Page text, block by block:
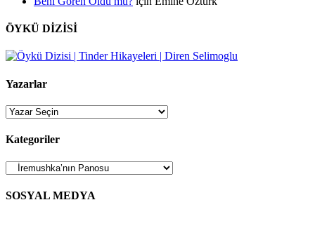
ÖYKÜ DİZİSİ
Yazarlar
Kategoriler
Kategoriler
SOSYAL MEDYA